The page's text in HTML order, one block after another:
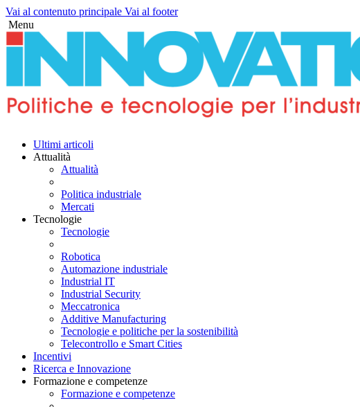
Vai al contenuto principale Vai al footer
Menu
play
Ultimi articoli
Attualità
Attualità
Politica industriale
Mercati
Tecnologie
Tecnologie
Robotica
Automazione industriale
Industrial IT
Industrial Security
Meccatronica
Additive Manufacturing
Tecnologie e politiche per la sostenibilità
Telecontrollo e Smart Cities
Incentivi
Ricerca e Innovazione
Formazione e competenze
Formazione e competenze